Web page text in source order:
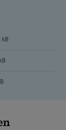
kB